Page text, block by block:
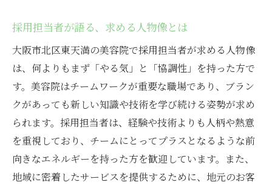
採用担当者が語る、求める人物像とは
大阪市北区東天満の美容院で採用担当者が求める人物像
は、何よりもまず「やる気」と「協調性」を持った方で
す。美容院はチームワークが重要な職場であり、ブラン
クがあっても新しい知識や技術を学び続ける姿勢が求め
られます。採用担当者は、経験や技術よりも人柄や熱意
を重視しており、チームにとってプラスとなるような前
向きなエネルギーを持った方を歓迎しています。また、
地域に密着したサービスを提供するために、地元のお客